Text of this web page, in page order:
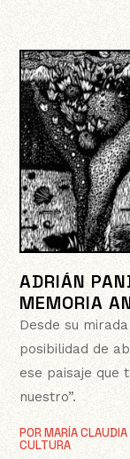
ADRIÁN
MEMORIA
PORMARÍA
CULTURA
Desde su
posibilidad de
ese paisaje que
nuestro”.